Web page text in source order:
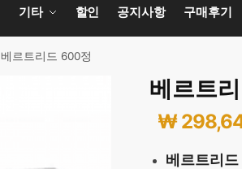
기타 할인 공지사항 구매후기
베르트리드 600정
베르트
₩
베르트리